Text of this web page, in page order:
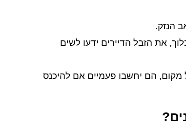
הנזק.
את הזבל הדיירים ידעו לשים
מקום, הם יחשבו פעמיים אם להיכנס